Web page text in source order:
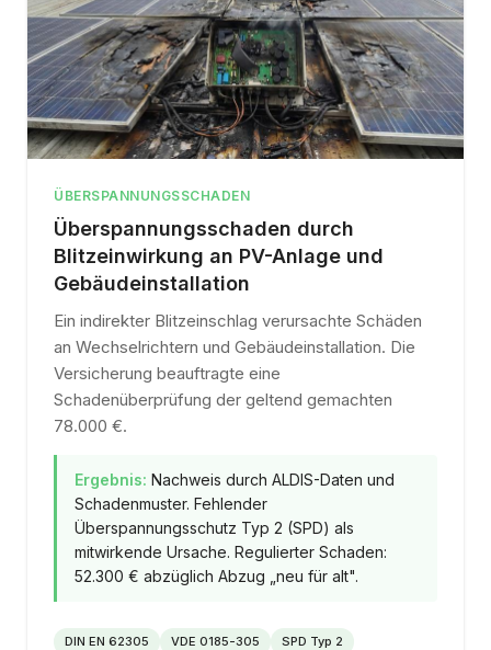
ÜBERSPANNUNGSSCHADEN
Überspannungsschaden durch
Blitzeinwirkung an PV-Anlage und
Gebäudeinstallation
Ein indirekter Blitzeinschlag verursachte Schäden
an Wechselrichtern und Gebäudeinstallation. Die
Versicherung beauftragte eine
Schadenüberprüfung der geltend gemachten
78.000 €.
Ergebnis: Nachweis durch ALDIS-Daten und
Schadenmuster. Fehlender
Überspannungsschutz Typ 2 (SPD) als
mitwirkende Ursache. Regulierter Schaden:
52.300 € abzüglich Abzug „neu für alt".
DIN EN 62305 VDE 0185-305 SPD Typ 2